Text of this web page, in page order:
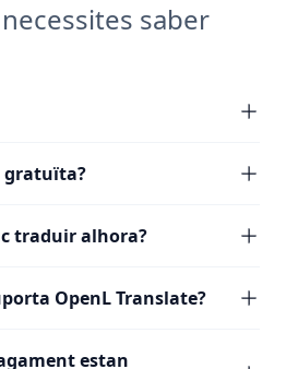
saber
gratuïta?
traduir alhora?
OpenL Translate?
estan